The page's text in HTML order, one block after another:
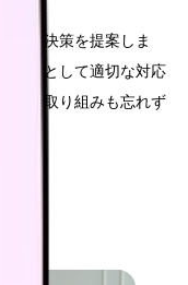
な解決策を提案しま
組織として適切な対応
けた取り組みも忘れず